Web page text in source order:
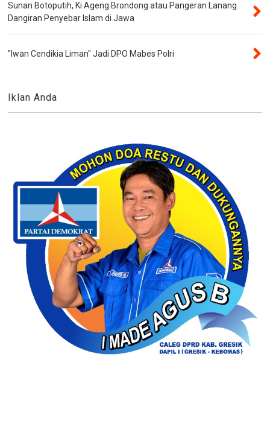
Sunan Botoputih, Ki Ageng Brondong atau Pangeran Lanang
Dangiran Penyebar Islam di Jawa
"Iwan Cendikia Liman" Jadi DPO Mabes Polri
Iklan Anda